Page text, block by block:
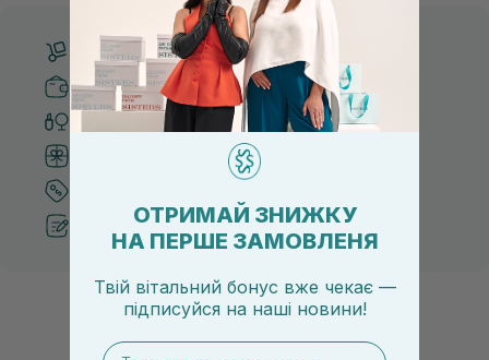
Бесплатная доставка от 3000 UAH
Безопасные способы оплаты
Только оригинальная косметика
Система бонусов и лояльности
Рекомендации от косметологов
ОТРИМАЙ ЗНИЖКУ
НА ПЕРШЕ ЗАМОВЛЕНЯ
Твій вітальний бонус вже чекає —
підписуйся на наші новини!
email